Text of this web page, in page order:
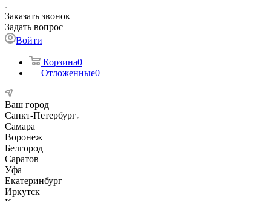
Заказать звонок
Задать вопрос
Войти
Корзина0
Отложенные0
Ваш город
Санкт-Петербург
Самара
Воронеж
Белгород
Саратов
Уфа
Екатеринбург
Иркутск